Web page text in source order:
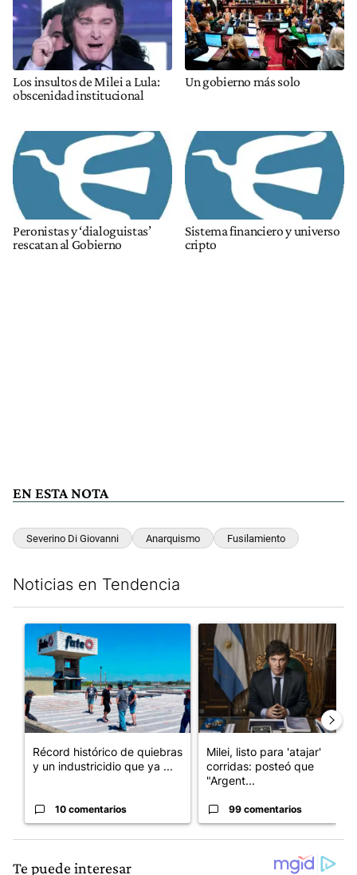
Los insultos de Milei a Lula:
obscenidad institucional
Un gobierno más solo
Peronistas y ‘dialoguistas’
rescatan al Gobierno
Sistema financiero y universo
cripto
EN ESTA NOTA
Severino Di Giovanni Anarquismo Fusilamiento
Noticias en Tendencia
Un artículo de tendencia con el título "Récord histórico de
Récord histórico de quiebras
y un industricidio que ya ...
10 comentarios
Un artículo de tendencia
Milei, listo para 'atajar'
corridas: posteó que
"Argent...
99 comentarios